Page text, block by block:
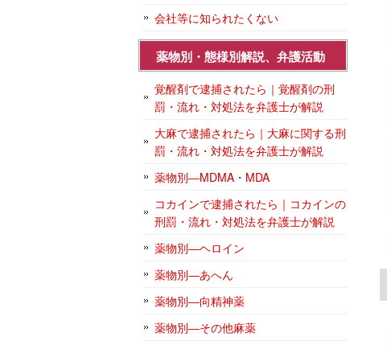
会社等に知られたくない
薬物別・態様別解説、弁護活動
覚醒剤で逮捕されたら｜覚醒剤の刑
罰・流れ・対処法を弁護士が解説
大麻で逮捕されたら｜大麻に関する刑
罰・流れ・対処法を弁護士が解説
薬物別―MDMA・MDA
コカインで逮捕されたら｜コカインの
刑罰・流れ・対処法を弁護士が解説
薬物別―ヘロイン
薬物別―あへん
薬物別―向精神薬
薬物別―その他麻薬